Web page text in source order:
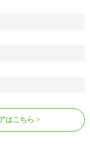
はこちら